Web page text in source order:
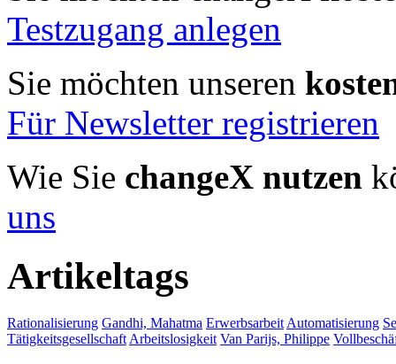
Testzugang anlegen
Sie möchten unseren
Für Newsletter registrieren
Wie Sie changeX nutzen
uns
Artikeltags
Rationalisierung Gandhi, Mahatma Erwerbsarbeit Automatisierung
Tätigkeitsgesellschaft Arbeitslosigkeit Van Parijs, Philippe